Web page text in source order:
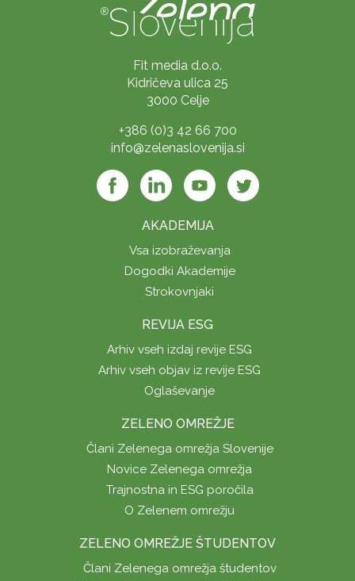
Fit media d.o.o.
Kidričeva ulica 25
3000 Celje
+386 (0)3 42 66 700
info@zelenaslovenija.si
AKADEMIJA
Vsa izobraževanja
Dogodki Akademije
Strokovnjaki
REVIJA ESG
Arhiv vseh izdaj revije ESG
Arhiv vseh objav iz revije ESG
Oglaševanje
ZELENO OMREŽJE
Člani Zelenega omrežja Slovenije
Novice Zelenega omrežja
Trajnostna in ESG poročila
O Zelenem omrežju
ZELENO OMREŽJE ŠTUDENTOV
Člani Zelenega omrežja študentov